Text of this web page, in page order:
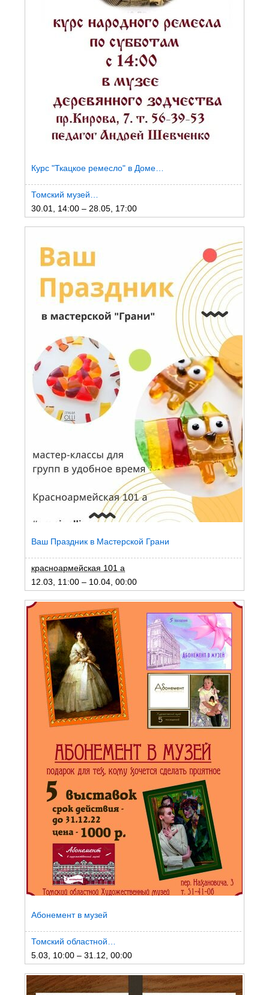
Курс "Ткацкое ремесло" в Доме…
Томский музей…
30.01, 14:00 – 28.05, 17:00
Ваш Праздник в Мастерской Грани
красноармейская 101 а
12.03, 11:00 – 10.04, 00:00
Абонемент в музей
Томский областной…
5.03, 10:00 – 31.12, 00:00